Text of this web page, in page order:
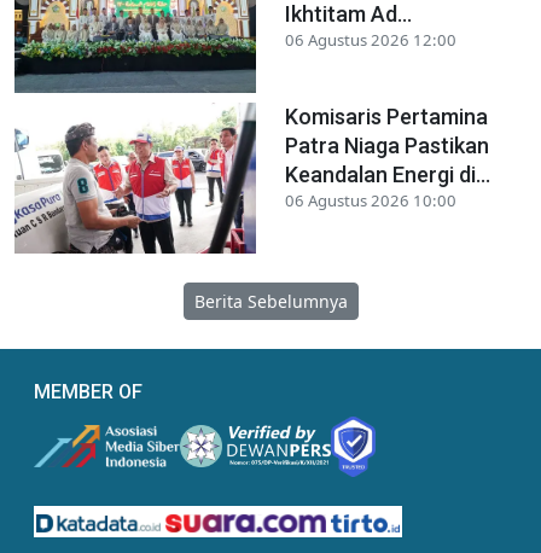
Ikhtitam Ad...
06 Agustus 2026 12:00
Komisaris Pertamina
Patra Niaga Pastikan
Keandalan Energi di...
06 Agustus 2026 10:00
Berita Sebelumnya
MEMBER OF